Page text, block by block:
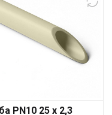
PN10 25 x 2,3